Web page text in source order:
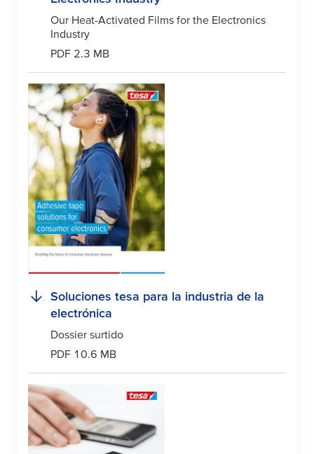
Our Heat-Activated Films for the Electronics
Industry
PDF 2.3 MB
Soluciones tesa para la industria de la
electrónica
Dossier surtido
PDF 10.6 MB